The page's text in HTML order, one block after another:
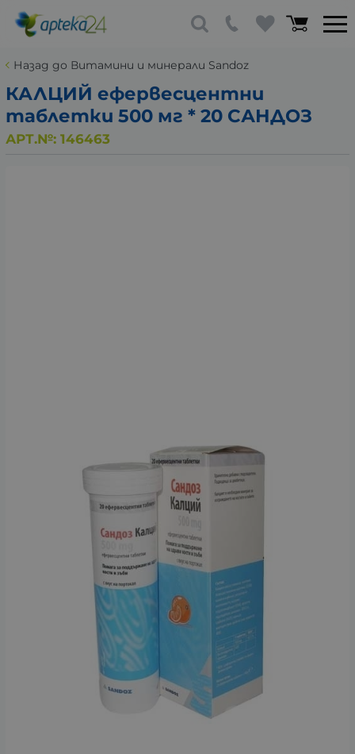
Назад до Витамини и минерали Sandoz
КАЛЦИЙ ефервесцентни
таблетки 500 мг * 20 САНДОЗ
АРТ.№: 146463